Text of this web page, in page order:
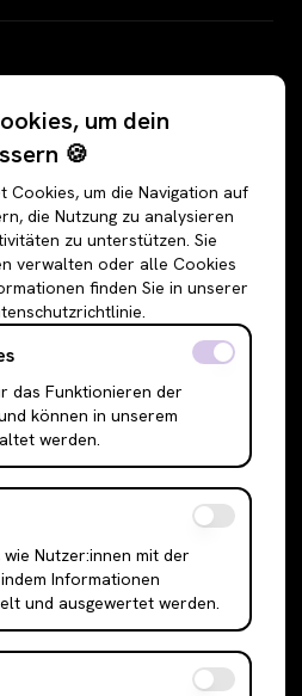
Hosen
Jogginghosen
Anzughosen
Shorts
Leggings
Mini Röcke
Midi Röcke
Kleider
Midi Kleider
Maxi Kleider
Abendkleider
um dein
🍪
Cookies, um die Navigation auf
die Nutzung zu analysieren
zu unterstützen. Sie
verwalten oder alle Cookies
finden Sie in unserer
das Funktionieren der
können in unserem
werden.
Nutzer:innen mit der
Informationen
und ausgewertet werden.